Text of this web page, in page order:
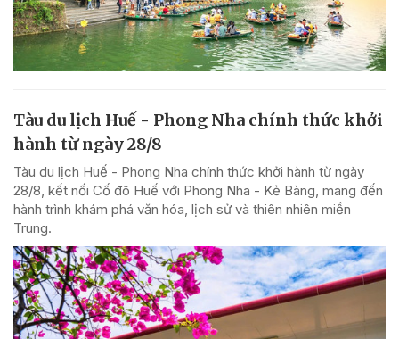
Tàu du lịch Huế - Phong Nha chính thức khởi
hành từ ngày 28/8
Tàu du lịch Huế - Phong Nha chính thức khởi hành từ ngày
28/8, kết nối Cố đô Huế với Phong Nha - Kẻ Bàng, mang đến
hành trình khám phá văn hóa, lịch sử và thiên nhiên miền
Trung.